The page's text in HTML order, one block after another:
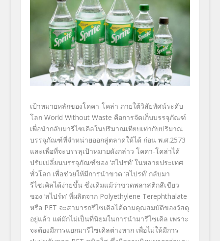
เป้าหมายหลักของโคคา-โคล่า ภายใต้วิสัยทัศน์ระดับ
โลก World Without Waste คือการจัดเก็บบรรจุภัณฑ์
เพื่อนำกลับมารีไซเคิลในปริมาณเทียบเท่ากับปริมาณ
บรรจุภัณฑ์ที่จำหน่ายออกสู่ตลาดให้ได้ ก่อน พ.ศ.2573
และเพื่อที่จะบรรลุเป้าหมายดังกล่าว โคคา-โคล่าได้
ปรับเปลี่ยนบรรจุภัณฑ์ของ ‘สไปรท์’ในหลายประเทศ
ทั่วโลก เพื่อช่วยให้มีการนำขวด ‘สไปรท์’กลับมา
รีไซเคิลได้ง่ายขึ้น ซึ่งเดิมแม้ว่าขวดพลาสติกสีเขียว
ของ ‘สไปร์ท’ที่ผลิตจาก Polyethylene Terephthalate
หรือ PET จะสามารถรีไซเคิลได้ตามคุณสมบัติของวัสดุ
อยู่แล้ว แต่มักไม่เป็นที่นิยมในการนำมารีไซเคิล เพราะ
จะต้องมีการแยกมารีไซเคิลต่างหาก เพื่อไม่ให้มีการ